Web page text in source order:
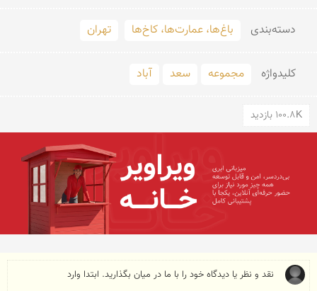
دسته‌بندی باغ‌ها، عمارت‌ها، کاخ‌ها تهران
کلید‌واژه مجموعه سعد آباد
100.8K بازدید